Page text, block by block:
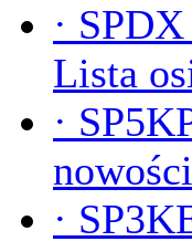
·
Lista
·
nowości
·